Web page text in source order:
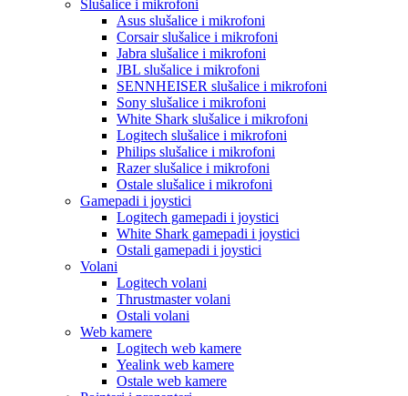
Slušalice i mikrofoni
Asus slušalice i mikrofoni
Corsair slušalice i mikrofoni
Jabra slušalice i mikrofoni
JBL slušalice i mikrofoni
SENNHEISER slušalice i mikrofoni
Sony slušalice i mikrofoni
White Shark slušalice i mikrofoni
Logitech slušalice i mikrofoni
Philips slušalice i mikrofoni
Razer slušalice i mikrofoni
Ostale slušalice i mikrofoni
Gamepadi i joystici
Logitech gamepadi i joystici
White Shark gamepadi i joystici
Ostali gamepadi i joystici
Volani
Logitech volani
Thrustmaster volani
Ostali volani
Web kamere
Logitech web kamere
Yealink web kamere
Ostale web kamere